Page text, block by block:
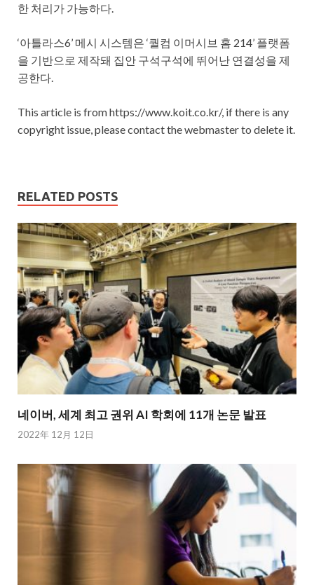
한 처리가 가능하다.
‘아틀라스6’ 메시 시스템은 ‘퀄컴 이머시브 홈 214’ 플랫폼
을 기반으로 제작돼 집안 구석구석에 뛰어난 연결성을 제
공한다.
This article is from https://www.koit.co.kr/, if there is any
copyright issue, please contact the webmaster to delete it.
RELATED POSTS
네이버, 세계 최고 권위 AI 학회에 11개 논문 발표
2022年 12月 12日